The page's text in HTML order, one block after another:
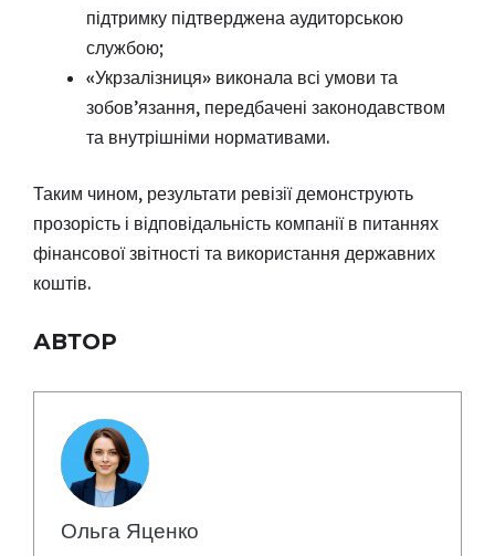
підтримку підтверджена аудиторською
службою;
«Укрзалізниця» виконала всі умови та
зобов’язання, передбачені законодавством
та внутрішніми нормативами.
Таким чином, результати ревізії демонструють
прозорість і відповідальність компанії в питаннях
фінансової звітності та використання державних
коштів.
АВТОР
Ольга Яценко